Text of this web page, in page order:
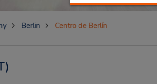
Berlin Centro de Berlín